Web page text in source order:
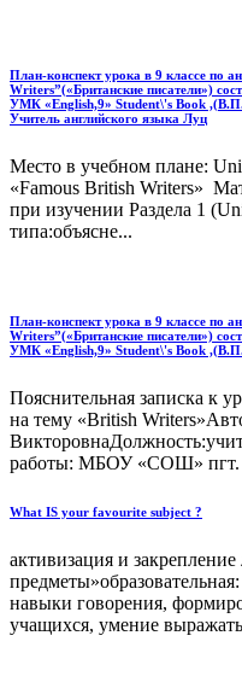
План-конспект урока в 9 классе по
Writers”(«Британские писатели»)
УМК «English,9» Student\'s Book
Учитель английского языка Луц
Место в учебном плане:
«Famous British Writers»
при изучении Раздела 1
типа:объясне...
План-конспект урока в 9 классе по
Writers”(«Британские писатели»)
УМК «English,9» Student\'s Book
Пояснительная записка к
на тему «British
работы: МБОУ «СОШ» пгт.
What IS your favourite subject ?
активизация и
навыки говорения,
учащихся, умение